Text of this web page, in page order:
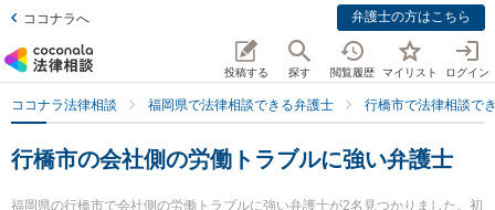
ココナラへ 弁護士の方はこちら
投稿する 探す 閲覧履歴 マイリスト ログイン
ココナラ法律相談 福岡県で法律相談できる弁護士 行橋市で法律相談で
行橋市の会社側の労働トラブルに強い弁護士
福岡県の行橋市で会社側の労働トラブルに強い弁護士が2名見つかりました。初